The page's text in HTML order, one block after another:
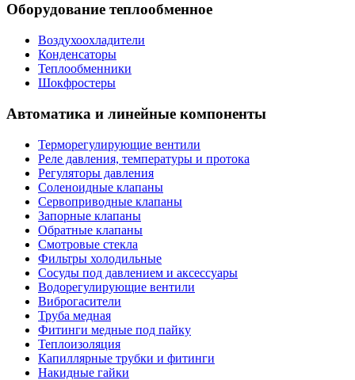
Оборудование теплообменное
Воздухоохладители
Конденсаторы
Теплообменники
Шокфростеры
Автоматика и линейные компоненты
Терморегулирующие вентили
Реле давления, температуры и протока
Регуляторы давления
Соленоидные клапаны
Сервоприводные клапаны
Запорные клапаны
Обратные клапаны
Смотровые стекла
Фильтры холодильные
Сосуды под давлением и аксессуары
Водорегулирующие вентили
Виброгасители
Труба медная
Фитинги медные под пайку
Теплоизоляция
Капиллярные трубки и фитинги
Накидные гайки